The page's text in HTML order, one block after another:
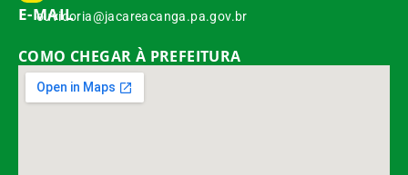
E-MAIL
ouvidoria@jacareacanga.pa.gov.br
COMO CHEGAR À PREFEITURA